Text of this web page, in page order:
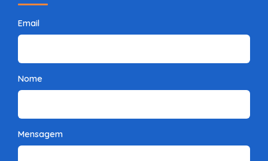
Email
Nome
Mensagem